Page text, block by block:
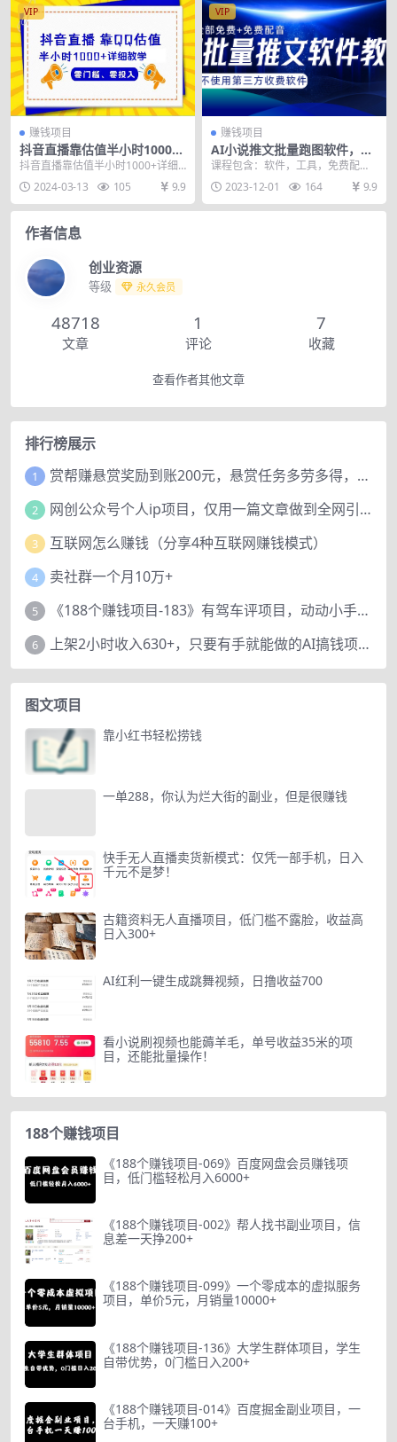
VIP
赚钱项目
抖音直播靠估值半小时1000
+详细教学零门槛零投入
抖音直播靠估值半小时1000+详细
教学零门槛零投入
2024-03-13 105 9.9
VIP
赚钱项目
AI小说推文批量跑图软件，完
全免费不使用第三方，月入过
课程包含：软件，工具，免费配音
软件，授权方式，养号起号 完全免
费的ai工具，不占...
2023-12-01 164 9.9
作者信息
创业资源
等级 永久会员
48718
文章
1
评论
7
收藏
查看作者其他文章
排行榜展示
1 赏帮赚悬赏奖励到账200元，悬赏任务多劳多得，人人可做。
2 网创公众号个人ip项目，仅用一篇文章做到全网引流！
3 互联网怎么赚钱（分享4种互联网赚钱模式）
4 卖社群一个月10万+
5 《188个赚钱项目-183》有驾车评项目，动动小手，复制粘贴赚44元！
6 上架2小时收入630+，只要有手就能做的AI搞钱项目，奶奶看完都能学会!
图文项目
靠小红书轻松捞钱
一单288，你认为烂大街的副业，但是很赚钱
快手无人直播卖货新模式：仅凭一部手机，日入
千元不是梦！
古籍资料无人直播项目，低门槛不露脸，收益高
日入300+
AI红利一键生成跳舞视频，日撸收益700
看小说刷视频也能薅羊毛，单号收益35米的项
目，还能批量操作！
188个赚钱项目
《188个赚钱项目-069》百度网盘会员赚钱项
目，低门槛轻松月入6000+
《188个赚钱项目-002》帮人找书副业项目，信
息差一天挣200+
《188个赚钱项目-099》一个零成本的虚拟服务
项目，单价5元，月销量10000+
《188个赚钱项目-136》大学生群体项目，学生
自带优势，0门槛日入200+
《188个赚钱项目-014》百度掘金副业项目，一
台手机，一天赚100+